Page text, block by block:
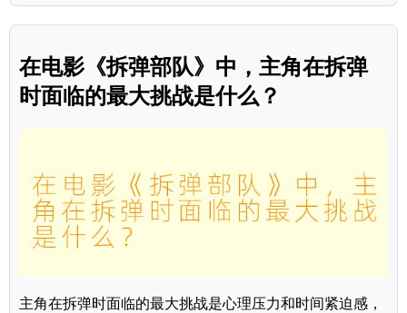
在电影《拆弹部队》中，主角在拆弹
时面临的最大挑战是什么？
主角在拆弹时面临的最大挑战是心理压力和时间紧迫感，